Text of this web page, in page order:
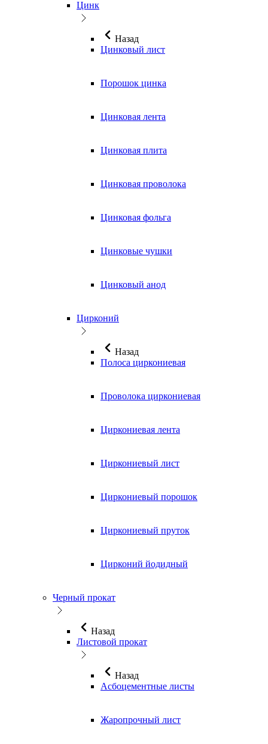
Цинк
Назад
Цинковый лист
Порошок цинка
Цинковая лента
Цинковая плита
Цинковая проволока
Цинковая фольга
Цинковые чушки
Цинковый анод
Цирконий
Назад
Полоса циркониевая
Проволока циркониевая
Циркониевая лента
Циркониевый лист
Циркониевый порошок
Циркониевый пруток
Цирконий йодидный
Черный прокат
Назад
Листовой прокат
Назад
Асбоцементные листы
Жаропрочный лист